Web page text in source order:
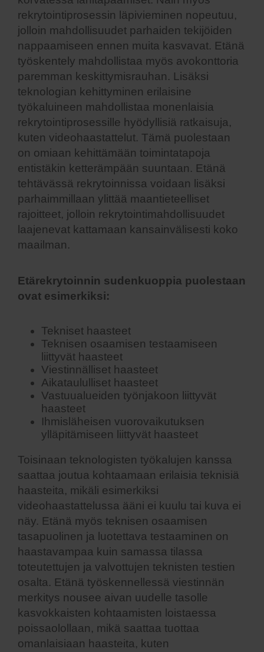
rekrytointiprosessin läpivieminen nopeutuu,
jolloin mahdollisuudet parhaiden tekijöiden
nappaamiseen ennen muita kasvavat. Etänä
työskentely mahdollistaa myös avokonttoria
paremman keskittymisrauhan. Lisäksi
teknologian kehittyminen erilaisine
työkaluineen mahdollistaa monenlaisia
rekrytointiprosessille hyödyllisiä ratkaisuja,
kuten videohaastattelut. Tämä puolestaan
on omiaan kehittämään toimintatapoja
entistäkin ketterämpään suuntaan. Etänä
tehtävässä rekrytoinnissa voidaan lisäksi
parhaimmillaan ylittää maantieteelliset
rajoitteet, jolloin rekrytointimahdollisuudet
laajenevat kattamaan kansainvälisesti koko
maailman.
Etärekrytoinnin sudenkuoppia puolestaan
ovat esimerkiksi:
Tekniset haasteet
Teknisen osaamisen testaamiseen
liittyvät haasteet
Viestinnälliset haasteet
Aikataululliset haasteet
Vastuualueiden työnjakoon liittyvät
haasteet
Ihmisläheisen vuorovaikutuksen
ylläpitämiseen liittyvät haasteet
Toisinaan teknologisten työkalujen kanssa
saattaa joutua kohtaamaan erilaisia teknisiä
haasteita, mikäli esimerkiksi
videohaastattelussa ääni ei kuulu tai kuva ei
näy. Etänä myös teknisen osaamisen
tasapuolinen ja luotettava testaaminen on
haastavampaa kuin samassa tilassa
toteutettujen ja valvottujen teknisten testien
osalta. Etänä työskennellessä viestinnän
merkitys nousee aivan uudelle tasolle
kasvokkaisten kohtaamisten loistaessa
poissaolollaan, mikä saattaa tuottaa
omanlaisiaan haasteita, kuten